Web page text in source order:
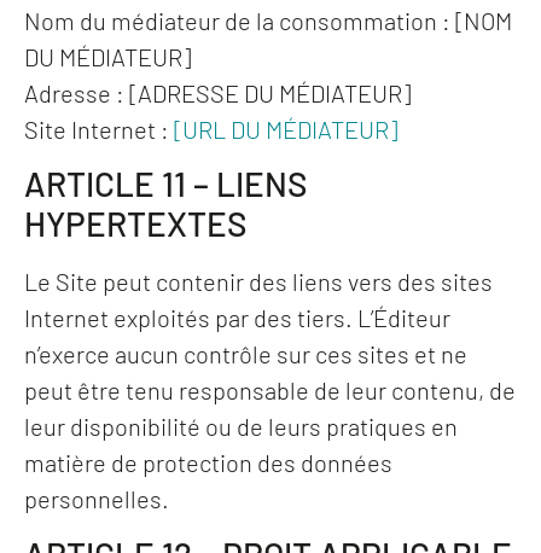
Nom du médiateur de la consommation : [NOM
DU MÉDIATEUR]
Adresse : [ADRESSE DU MÉDIATEUR]
Site Internet : [URL DU MÉDIATEUR]
ARTICLE 11 – LIENS
HYPERTEXTES
Le Site peut contenir des liens vers des sites
Internet exploités par des tiers. L’Éditeur
n’exerce aucun contrôle sur ces sites et ne
peut être tenu responsable de leur contenu, de
leur disponibilité ou de leurs pratiques en
matière de protection des données
personnelles.